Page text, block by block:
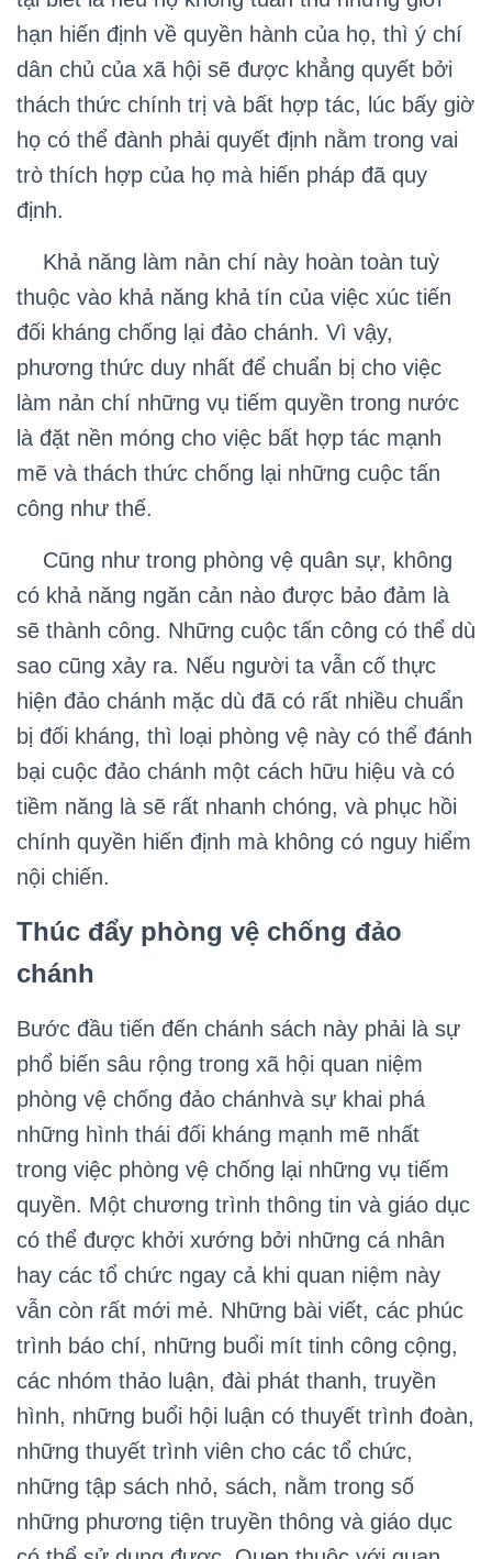
hạn hiến định về quyền hành của họ, thì ý chí
dân chủ của xã hội sẽ được khẳng quyết bởi
thách thức chính trị và bất hợp tác, lúc bấy giờ
họ có thể đành phải quyết định nằm trong vai
trò thích hợp của họ mà hiến pháp đã quy
định.
Khả năng làm nản chí này hoàn toàn tuỳ
thuộc vào khả năng khả tín của việc xúc tiến
đối kháng chống lại đảo chánh. Vì vậy,
phương thức duy nhất để chuẩn bị cho việc
làm nản chí những vụ tiếm quyền trong nước
là đặt nền móng cho việc bất hợp tác mạnh
mẽ và thách thức chống lại những cuộc tấn
công như thế.
Cũng như trong phòng vệ quân sự, không
có khả năng ngăn cản nào được bảo đảm là
sẽ thành công. Những cuộc tấn công có thể dù
sao cũng xảy ra. Nếu người ta vẫn cố thực
hiện đảo chánh mặc dù đã có rất nhiều chuẩn
bị đối kháng, thì loại phòng vệ này có thể đánh
bại cuộc đảo chánh một cách hữu hiệu và có
tiềm năng là sẽ rất nhanh chóng, và phục hồi
chính quyền hiến định mà không có nguy hiểm
nội chiến.
Thúc đẩy phòng vệ chống đảo
chánh
Bước đầu tiến đến chánh sách này phải là sự
phổ biến sâu rộng trong xã hội quan niệm
phòng vệ chống đảo chánhvà sự khai phá
những hình thái đối kháng mạnh mẽ nhất
trong việc phòng vệ chống lại những vụ tiếm
quyền. Một chương trình thông tin và giáo dục
có thể được khởi xướng bởi những cá nhân
hay các tổ chức ngay cả khi quan niệm này
vẫn còn rất mới mẻ. Những bài viết, các phúc
trình báo chí, những buổi mít tinh công cộng,
các nhóm thảo luận, đài phát thanh, truyền
hình, những buổi hội luận có thuyết trình đoàn,
những thuyết trình viên cho các tổ chức,
những tập sách nhỏ, sách, nằm trong số
những phương tiện truyền thông và giáo dục